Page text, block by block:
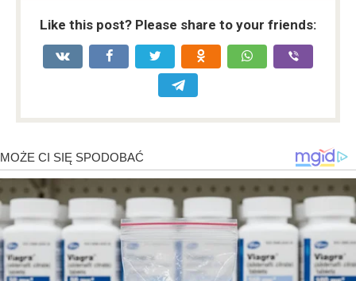
Like this post? Please share to your friends: